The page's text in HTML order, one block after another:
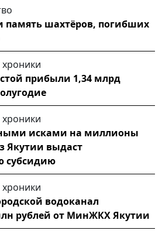
шахтёров, погибших
прибыли 1,34 млрд
исками на миллионы
Якутии выдаст
субсидию
водоканал
рублей от МинЖКХ Якутии